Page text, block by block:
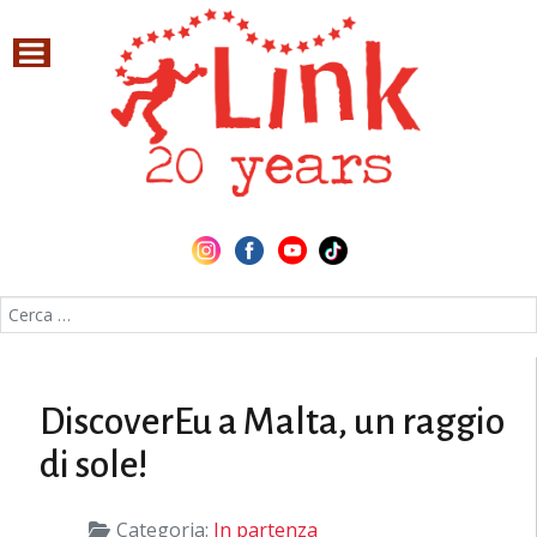
Cerca nel sito
DiscoverEu a Malta, un raggio
di sole!
Categoria: In partenza